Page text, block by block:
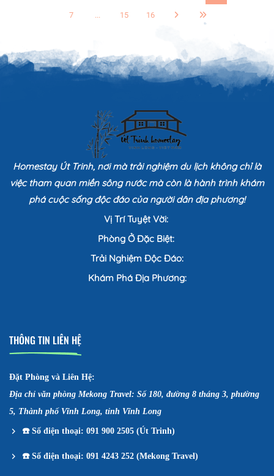
7 ... 15 16
Homestay Út Trinh, nơi mà trải nghiệm du lịch không chỉ là
việc tham quan miền sông nước mà còn là hành trình khám
phá cuộc sống độc đáo của người dân địa phương!
Vị Trí Tuyệt Vời:
Phòng Ở Đặc Biệt:
Trải Nghiệm Độc Đáo:
Khám Phá Địa Phương:
THÔNG TIN LIÊN HỆ
Đặt Phòng và Liên Hệ:
Địa chỉ văn phòng Mekong Travel: Số 180, đường 8 tháng 3, phường
5, Thành phố Vĩnh Long, tỉnh Vĩnh Long
☎️Số điện thoại: 091 900 2505 (Út Trinh)
☎️Số điện thoại: 091 4243 252 (Mekong Travel)